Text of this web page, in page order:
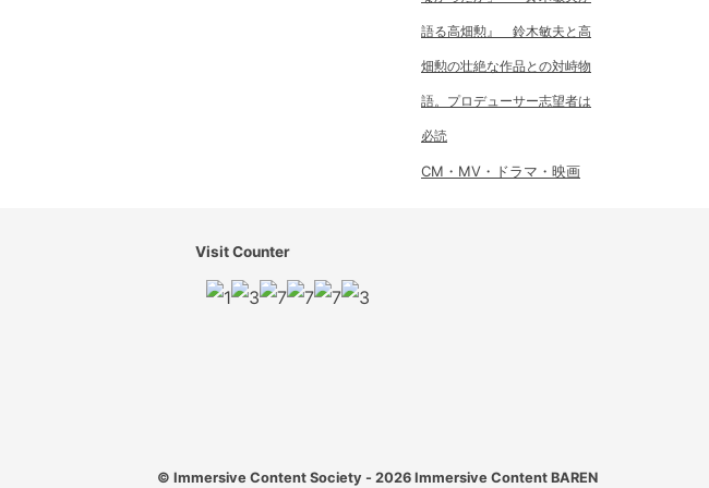
語る高畑勲』 鈴木敏夫と高
畑勲の壮絶な作品との対峙物
語。プロデューサー志望者は
必読
CM・MV・ドラマ・映画
Visit Counter
© Immersive Content Society - 2026 Immersive Content BAREN